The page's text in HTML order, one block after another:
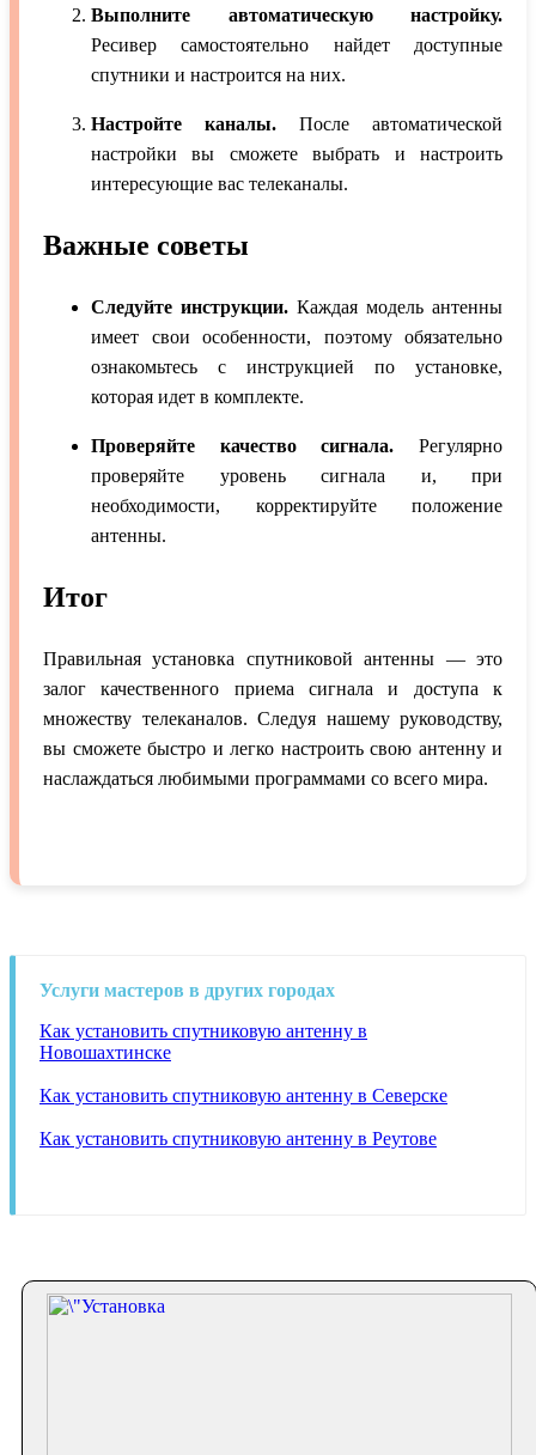
Выполните автоматическую настройку.
Ресивер самостоятельно найдет доступные
спутники и настроится на них.
Настройте каналы. После автоматической
настройки вы сможете выбрать и настроить
интересующие вас телеканалы.
Важные советы
Следуйте инструкции. Каждая модель антенны
имеет свои особенности, поэтому обязательно
ознакомьтесь с инструкцией по установке,
которая идет в комплекте.
Проверяйте качество сигнала. Регулярно
проверяйте уровень сигнала и, при
необходимости, корректируйте положение
антенны.
Итог
Правильная установка спутниковой антенны — это
залог качественного приема сигнала и доступа к
множеству телеканалов. Следуя нашему руководству,
вы сможете быстро и легко настроить свою антенну и
наслаждаться любимыми программами со всего мира.
Услуги мастеров в других городах
Как установить спутниковую антенну в
Новошахтинске
Как установить спутниковую антенну в Северске
Как установить спутниковую антенну в Реутове